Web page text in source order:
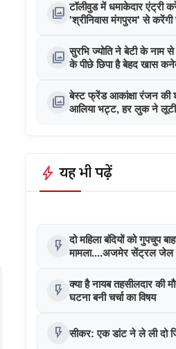
photo_library टॉलीवुड में धमाकेदार एंट्री
'श्रीनिवास मंगपुरम' से
photo_library सुरभि ज्योति ने बेटी के नाम से
के पीछे छिपा है बेहद खास
photo_library बेस्ट फ्रेंड आकांक्षा रंजन की
आलिया भट्ट, हर लुक ने
bolt यह भी पढ़ें
flash_on दो महिला बंदियों को गुपचुप
मामला....अजमेर सेंट्रल जेल
flash_on क्या है नायब तहसीलदार की
घटना बनी चर्चा का विषय
flash_on सीकर: एक डांट ने ले ली दो